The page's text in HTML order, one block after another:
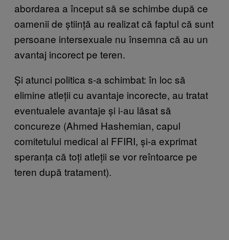
abordarea a început să se schimbe după ce
oamenii de știință au realizat că faptul că sunt
persoane intersexuale nu însemna că au un
avantaj incorect pe teren.
Și atunci politica s-a schimbat: în loc să
elimine atleții cu avantaje incorecte, au tratat
eventualele avantaje și i-au lăsat să
concureze (Ahmed Hashemian, capul
comitetului medical al FFIRI, și-a exprimat
speranța că toți atleții se vor reîntoarce pe
teren după tratament).